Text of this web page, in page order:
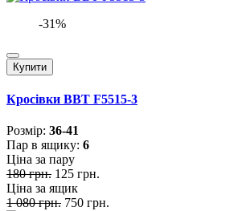
-31%
Купити
Кросівки BBT F5515-3
Розмiр: 36-41
Пар в ящику: 6
Ціна за пару
180 грн. 125 грн.
Ціна за ящик
1 080 грн. 750 грн.